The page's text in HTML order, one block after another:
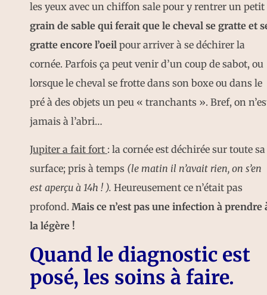
les yeux avec un chiffon sale pour y rentrer un petit
grain de sable qui ferait que le cheval se gratte et
gratte encore l’oeil pour arriver à se déchirer la
cornée. Parfois ça peut venir d’un coup de sabot, ou
lorsque le cheval se frotte dans son boxe ou dans le
pré à des objets un peu « tranchants ». Bref, on
jamais à l’abri…
Jupiter a fait fort : la cornée est déchirée sur toute sa
surface; pris à temps (le matin il n’avait rien, on s’en
est aperçu à 14h ! ). Heureusement ce n’était pas
profond. Mais ce n’est pas une infection à prendre
la légère !
Quand le diagnostic est
posé, les soins à faire.